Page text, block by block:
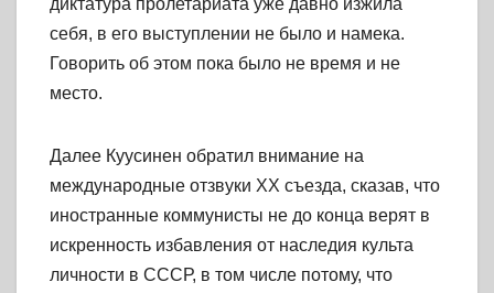
себя, в его выступлении не было и намека.
Говорить об этом пока было не время и не
место.
Далее Куусинен обратил внимание на
международные отзвуки XX съезда, сказав, что
иностранные коммунисты не до конца верят в
искренность избавления от наследия культа
личности в СССР, в том числе потому, что